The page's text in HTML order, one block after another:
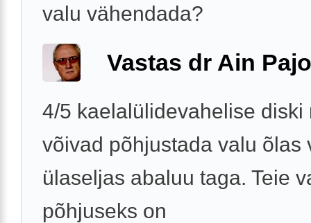
valu vähendada?
Vastas dr Ain
4/5 kaelalülidevahelise diski
võivad põhjustada valu õlas
ülaseljas abaluu taga. Teie
põhjuseks on